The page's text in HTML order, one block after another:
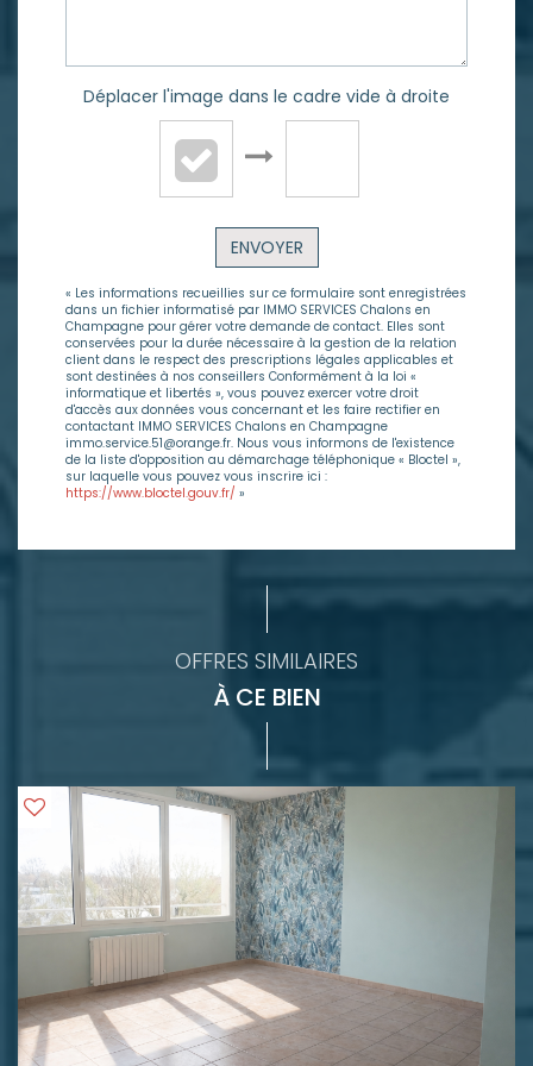
Déplacer l'image dans le cadre vide à droite
ENVOYER
« Les informations recueillies sur ce formulaire sont enregistrées
dans un fichier informatisé par IMMO SERVICES Chalons en
Champagne pour gérer votre demande de contact. Elles sont
conservées pour la durée nécessaire à la gestion de la relation
client dans le respect des prescriptions légales applicables et
sont destinées à nos conseillers Conformément à la loi «
informatique et libertés », vous pouvez exercer votre droit
d'accès aux données vous concernant et les faire rectifier en
contactant IMMO SERVICES Chalons en Champagne
immo.service.51@orange.fr. Nous vous informons de l'existence
de la liste d'opposition au démarchage téléphonique « Bloctel »,
sur laquelle vous pouvez vous inscrire ici :
https://www.bloctel.gouv.fr/ »
OFFRES SIMILAIRES
À CE BIEN